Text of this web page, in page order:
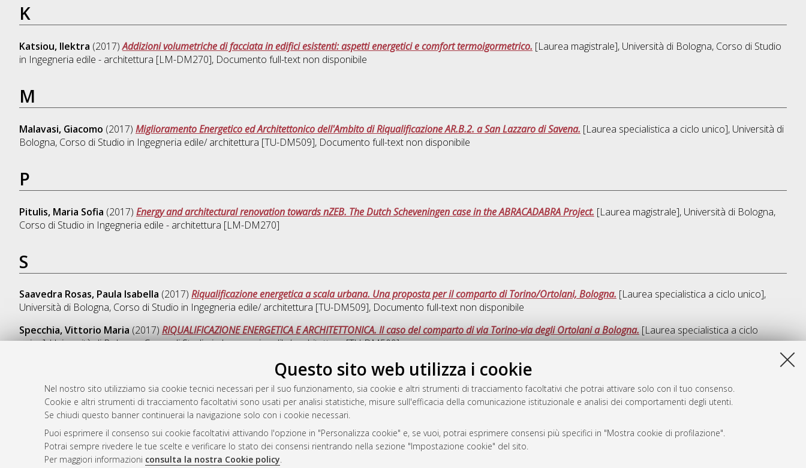
Questo sito web utilizza i cookie
Nel nostro sito utilizziamo sia cookie tecnici necessari per il suo funzionamento, sia cookie e altri strumenti di tracciamento facoltativi che potrai attivare solo con il tuo consenso.
Cookie e altri strumenti di tracciamento facoltativi sono usati per analisi statistiche, misure sull'efficacia della comunicazione istituzionale e analisi dei comportamenti degli utenti.
Se chiudi questo banner continuerai la navigazione solo con i cookie necessari.
Puoi esprimere il consenso sui cookie facoltativi attivando l'opzione in "Personalizza cookie" e, se vuoi, potrai esprimere consensi più specifici in "Mostra cookie di profilazione".
Potrai sempre rivedere le tue scelte e verificare lo stato dei consensi rientrando nella sezione "Impostazione cookie" del sito.
Per maggiori informazioni consulta la nostra Cookie policy.
K
Katsiou, Ilektra (2017)Addizioni volumetriche di facciata in edifici esistenti: aspetti energetici e comfort termoigormetrico. [Laurea magistrale], Università di Bologna, Corso di Studio
in Ingegneria edile - architettura [LM-DM270], Documento full-text non disponibile
M
Malavasi, Giacomo (2017) Miglioramento Energetico ed Architettonico dell'Ambito di Riqualificazione AR.B.2. a San Lazzaro di Savena. [Laurea specialistica a ciclo unico], Università di
Bologna, Corso di Studio in Ingegneria edile/ architettura [TU-DM509], Documento full-text non disponibile
P
Pitulis, Maria Sofia (2017) Energy and architectural renovation towards nZEB. The Dutch Scheveningen case in the ABRACADABRA Project. [Laurea magistrale], Università di Bologna,
Corso di Studio in Ingegneria edile - architettura [LM-DM270]
S
Saavedra Rosas, Paula Isabella (2017) Riqualificazione energetica a scala urbana. Una proposta per il comparto di Torino/Ortolani, Bologna. [Laurea specialistica a ciclo unico],
Università di Bologna, Corso di Studio in Ingegneria edile/ architettura [TU-DM509], Documento full-text non disponibile
Specchia, Vittorio Maria (2017) RIQUALIFICAZIONE ENERGETICA E ARCHITETTONICA. Il caso del comparto di via Torino-via degli Ortolani a Bologna. [Laurea specialistica a ciclo
unico], Università di Bologna, Corso di Studio inIngegneria edile/ architettura [TU-DM509]
Questa lista e' stata generata il
Atom
Rss 1.0
Rss 2.0
AMS Laurea
Servizio implementato e gestito da
Impostazioni Cookie
Informativa sulla privacy
Condizioni d’uso del sito